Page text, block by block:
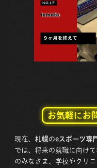
お気軽にお
現在、 札幌のeスポーツ専
では、将来の就職に向け
のみなさま、学校やクリ